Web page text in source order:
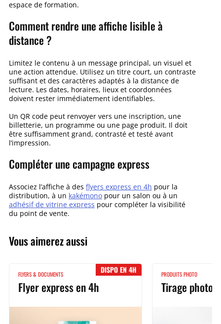
espace de formation.
Comment rendre une affiche lisible à
distance ?
Limitez le contenu à un message principal, un visuel et
une action attendue. Utilisez un titre court, un contraste
suffisant et des caractères adaptés à la distance de
lecture. Les dates, horaires, lieux et coordonnées
doivent rester immédiatement identifiables.
Un QR code peut renvoyer vers une inscription, une
billetterie, un programme ou une page produit. Il doit
être suffisamment grand, contrasté et testé avant
l’impression.
Compléter une campagne express
Associez l’affiche à des flyers express en 4h pour la
distribution, à un kakémonopour un salon ou à un
adhésif de vitrine express pour compléter la visibilité
du point de vente.
Vous aimerez aussi
DISPO EN 4H
FLYERS & DOCUMENTS
Flyer express en 4h
PRODUITS PHOTO
Tirage photo